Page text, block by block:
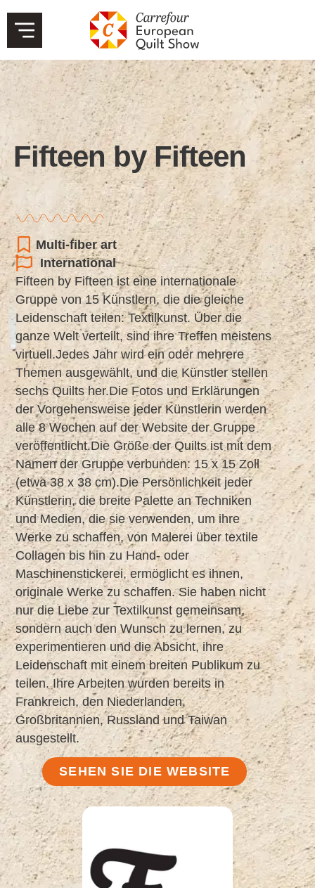
Fifteen by Fifteen
Multi-fiber art
International
Fifteen by Fifteen ist eine internationale
Gruppe von 15 Künstlern, die die gleiche
Leidenschaft teilen: Textilkunst. Über die
ganze Welt verteilt, sind ihre Treffen meistens
virtuell.Jedes Jahr wird ein oder mehrere
Themen ausgewählt, und die Künstler stellen
sechs Quilts her.Die Fotos und Erklärungen
der Vorgehensweise jeder Künstlerin werden
alle 8 Wochen auf der Website der Gruppe
veröffentlicht.Die Größe der Quilts ist mit dem
Namen der Gruppe verbunden: 15 x 15 Zoll
(etwa 38 x 38 cm).Die Persönlichkeit jeder
Künstlerin, die breite Palette an Techniken
und Medien, die sie verwenden, um ihre
Werke zu schaffen, von Malerei über textile
Collagen bis hin zu Hand- oder
Maschinenstickerei, ermöglicht es ihnen,
originale Werke zu schaffen. Sie haben nicht
nur die Liebe zur Textilkunst gemeinsam,
sondern auch den Wunsch zu lernen, zu
experimentieren und die Absicht, ihre
Leidenschaft mit einem breiten Publikum zu
teilen. Ihre Arbeiten wurden bereits in
Frankreich, den Niederlanden,
Großbritannien, Russland und Taiwan
ausgestellt.
SEHEN SIE DIE WEBSITE